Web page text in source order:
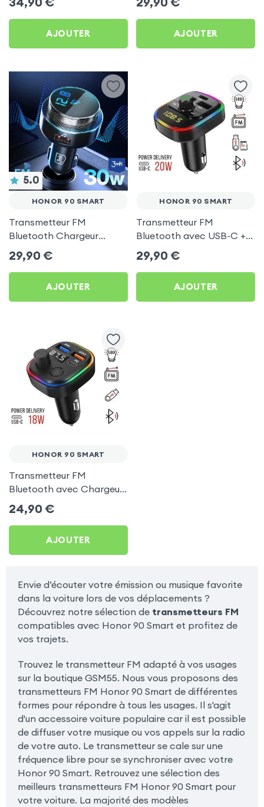
C, Kit Main Libre
Multifonction - 4smarts
AJOUTER
90 Smart
AJOUTER
5.0
HONOR 90 SMART
Transmetteur FM
Bluetooth Chargeur
Voiture Noir 3mk Hyper
Car pour Honor 90 Smart
29,90 €
AJOUTER
HONOR 90 SMART
Transmetteur FM
Bluetooth avec USB-C +
USB pour Honor 90 Smart
29,90 €
AJOUTER
HONOR 90 SMART
Transmetteur FM
Bluetooth avec Chargeur
Allume Cigare USB / USB-
C, C2 - Noir pour Honor
90 Smart
24,90 €
AJOUTER
Envie d’écouter votre émission ou musique favorite
dans la voiture lors de vos déplacements ?
Découvrez notre sélection de transmetteurs FM
compatibles avec Honor 90 Smart et profitez de
vos trajets.
Trouvez le transmetteur FM adapté à vos usages
sur la boutique GSM55. Nous vous proposons des
transmetteurs FM Honor 90 Smart de différentes
formes pour répondre à tous les usages. Il s'agit
d'un accessoire voiture populaire car il est possible
de diffuser votre musique ou vos appels sur la radio
de votre auto. Le transmetteur se cale sur une
fréquence libre pour se synchroniser avec votre
Honor 90 Smart. Retrouvez une sélection des
meilleurs transmetteurs FM Honor 90 Smart pour
votre voiture. La majorité des modèles